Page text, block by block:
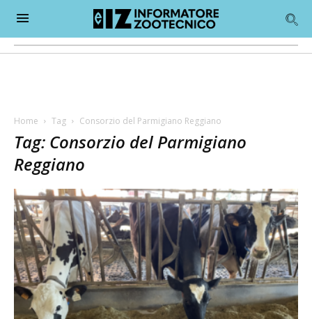
Home Tag Consorzio del Parmigiano Reggiano
Tag: Consorzio del Parmigiano
Reggiano